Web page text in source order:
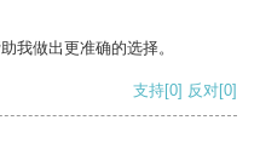
我做出更准确的选择。
支持[0] 反对[0]